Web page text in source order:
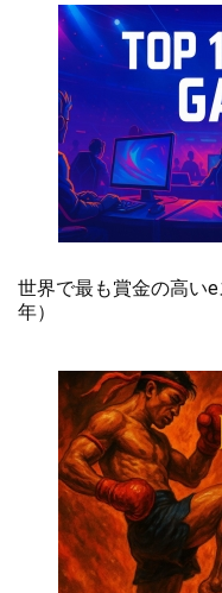
世界で最も賞金の高い
年）